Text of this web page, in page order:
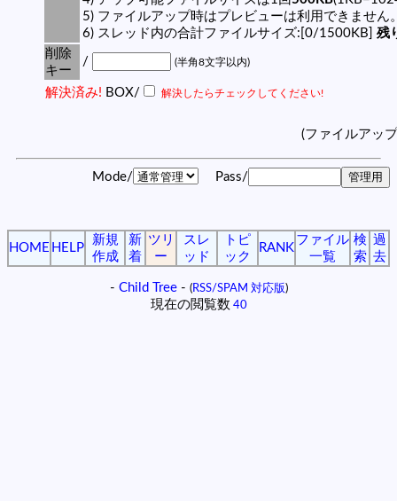
5) ファイルアップ時はプレビューは利用できません
6) スレッド内の合計ファイルサイズ:[0/1500KB] 残
削除
キー
/ (半角8文字以内)
解決済み! BOX/ 解決したらチェックしてください!
(ファイルアッ
Mode/ Pass/
HOME HELP
新規
作成
新
着
ツリ
ー
スレ
ッド
トピ
ック
RANK
ファイル
一覧
検
索
過
去
- Child Tree- (RSS/SPAM 対応版)
現在の閲覧数 40